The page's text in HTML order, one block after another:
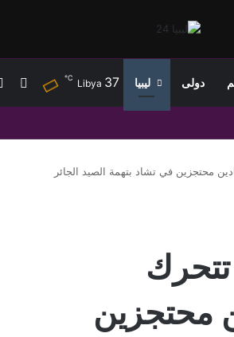
دولى ليبيا Libya 37
℃
محتجزين في تشاد بتهمة الصيد الجائر
تتحرك
محتجزين